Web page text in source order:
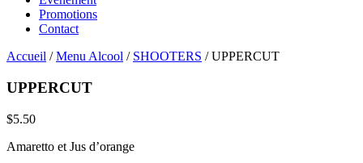
Promotions
Contact
Accueil /Menu Alcool / SHOOTERS / UPPERCUT
UPPERCUT
$5.50
Amaretto et Jus d’orange